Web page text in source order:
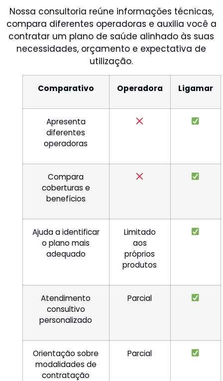
Nossa consultoria reúne informações técnicas,
compara diferentes operadoras e auxilia você a
contratar um plano de saúde alinhado às suas
necessidades, orçamento e expectativa de
utilização.
Comparativo Operadora Ligamar
Apresenta
diferentes
operadoras
Compara
coberturas e
benefícios
Ajuda a identificar
o plano mais
adequado
Limitado
aos
próprios
produtos
Atendimento
consultivo
personalizado
Parcial
Orientação sobre
modalidades de
contratação
Parcial